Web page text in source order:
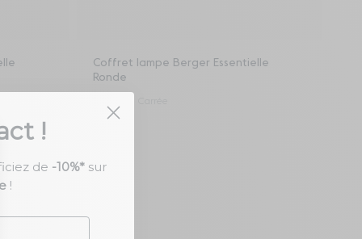
Ajouter au panier
Coffret lampe Berger Essentielle
Ronde
!
de -10%* sur
!